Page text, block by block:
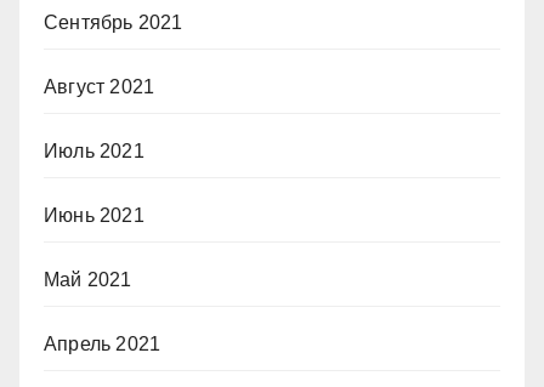
Сентябрь 2021
Август 2021
Июль 2021
Июнь 2021
Май 2021
Апрель 2021